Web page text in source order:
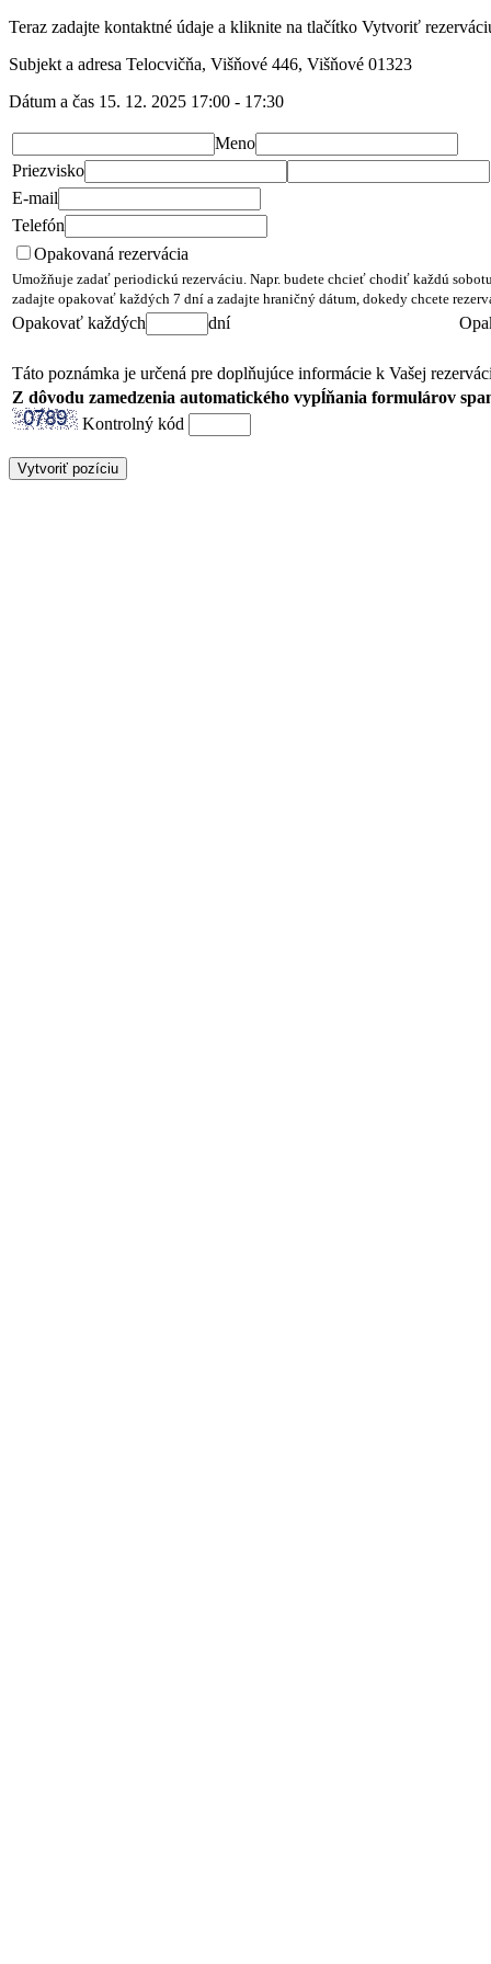
Teraz zadajte kontaktné údaje a kliknite na tlačítko Vytvoriť
Subjekt a adresa Telocvičňa, Višňové 446, Višňové 01323
Dátum a čas 15. 12. 2025 17:00 - 17:30
Meno
Priezvisko
E-mail
Telefón
Opakovaná rezervácia
Umožňuje zadať periodickú rezerváciu. Napr. budete chcieť chodiť každú
zadajte opakovať každých 7 dní a zadajte hraničný dátum, dokedy chcete
Opakovať každých dní
Táto poznámka je určená pre doplňujúce informácie k Vašej
Z dôvodu zamedzenia automatického vypĺňania formulárov
Kontrolný kód